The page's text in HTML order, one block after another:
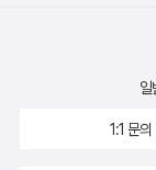
일
1:1 문의